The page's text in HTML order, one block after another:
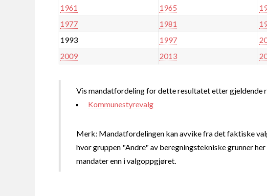
1961
1965
1977
1981
1993
1997
2009
2013
Vis mandatfordeling for dette resultatet etter gjeldende
Kommunestyrevalg
Merk: Mandatfordelingen kan avvike fra det faktiske
hvor gruppen "Andre" av beregningstekniske grunner
mandater enn i valgoppgjøret.